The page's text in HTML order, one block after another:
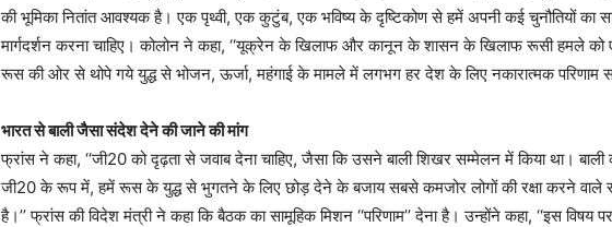
की भूमिका नितांत आवश्यक है। एक पृथ्वी, एक कुटुंब, एक भविष्य के दृष्टिकोण से हमें अपनी कई चुनौतियों का
मार्गदर्शन करना चाहिए। कोलोन ने कहा, ‘‘यूक्रेन के खिलाफ और कानून के शासन के खिलाफ रूसी हमले को
रूस की ओर से थोपे गये युद्ध से भोजन, ऊर्जा, महंगाई के मामले में लगभग हर देश के लिए नकारात्मक परिणाम
भारत से बाली जैसा संदेश देने की जाने की मांग
फ्रांस ने कहा, ‘‘जी20 को दृढ़ता से जवाब देना चाहिए, जैसा कि उसने बाली शिखर सम्मेलन में किया था।
जी20 के रूप में, हमें रूस के युद्ध से भुगतने के लिए छोड़ देने के बजाय सबसे कमजोर लोगों की रक्षा करने वाले
है।’’ फ्रांस की विदेश मंत्री ने कहा कि बैठक का सामूहिक मिशन ‘‘परिणाम’’ देना है। उन्होंने कहा, ‘‘इस विषय